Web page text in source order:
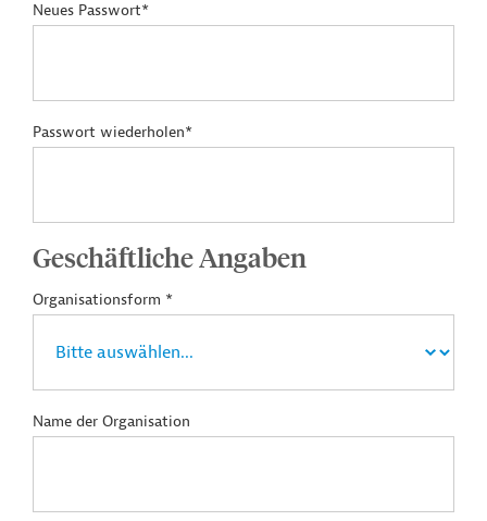
Neues Passwort*
Passwort wiederholen*
Geschäftliche Angaben
Organisationsform *
Name der Organisation